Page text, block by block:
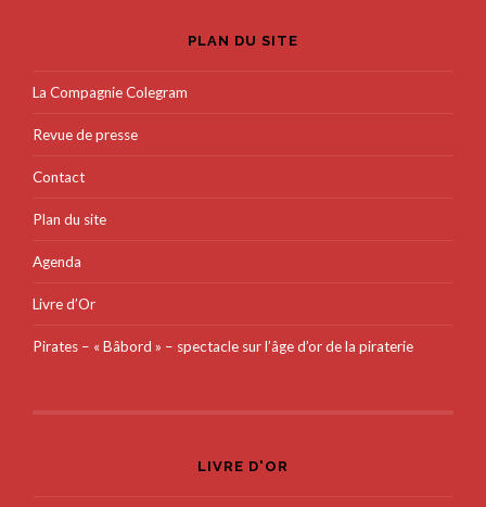
PLAN DU SITE
La Compagnie Colegram
Revue de presse
Contact
Plan du site
Agenda
Livre d’Or
Pirates – « Bâbord » – spectacle sur l’âge d’or de la piraterie
LIVRE D'OR